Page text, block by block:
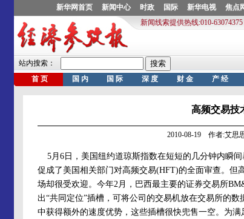
高频交易技
2010-08-19 作者:艾思
5月6日，美国纽约道琼斯指数在短短的几分钟内瞬间
促成了美国相关部门对高频交易(HFT)的全面审查。但
场却很受欢迎。今年2月，巴西最主要的证券交易所
出“共同定位”插槽，可将公司的交易机放在交易所的数
中获得额外的速度优势，这些插槽很快兜售一空。为